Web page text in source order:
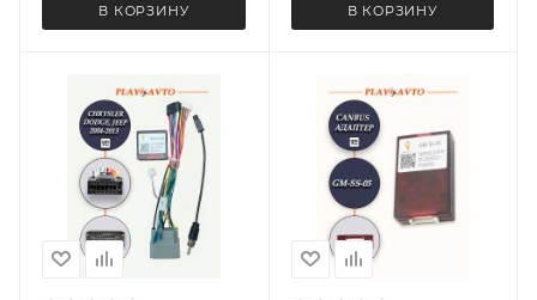
В КОРЗИНУ В КОРЗИНУ